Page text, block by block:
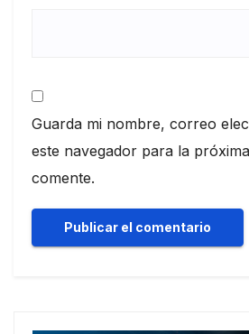
Guarda mi nombre, correo
este navegador para la
comente.